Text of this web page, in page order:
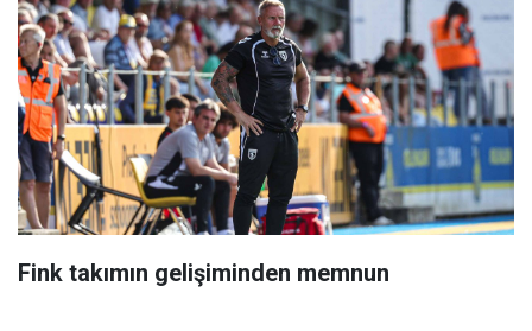
Fink takımın gelişiminden memnun